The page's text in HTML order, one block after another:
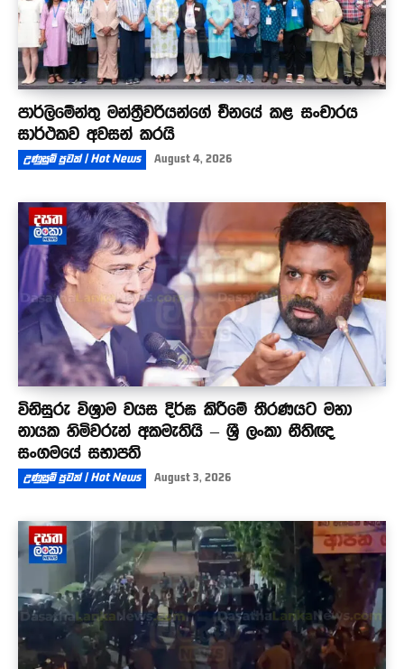
පාර්ලිමේන්තු මන්ත්‍රීවරියන්ගේ චීනයේ කළ සංචාරය
සාර්ථකව අවසන් කරයි
උණුසුම් පුවත් | Hot News August 4, 2026
විනිසුරු විශ්‍රාම වයස දිර්ඝ කිරීමේ තීරණයට මහා
නායක හිමිවරුන් අකමැතියි – ශ්‍රී ලංකා නීතිඥ
සංගමයේ සභාපති
උණුසුම් පුවත් | Hot News August 3, 2026